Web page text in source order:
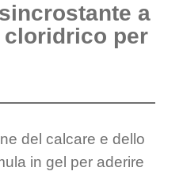
a
cloridrico per
del calcare e dello
in gel per aderire